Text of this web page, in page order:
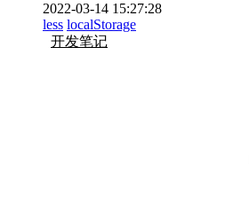
2022-03-14 15:27:28
less localStorage
开发笔记